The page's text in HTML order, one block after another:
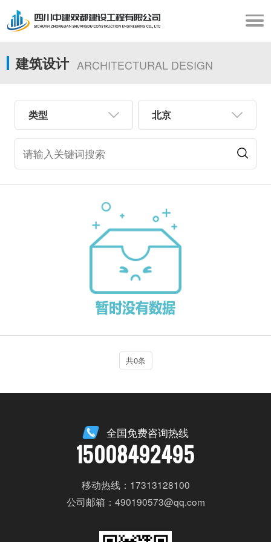
建筑设计 ARCHITECTURAL DESIGN
类型 北京
共0条
全国免费咨询热线
15008492495
移动热线：17313128100
公司邮箱：490190573@qq.com